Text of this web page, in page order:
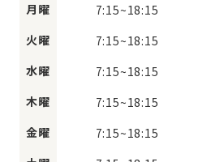
月曜 7:15~18:15
火曜
7:15~18:15
水曜
7:15~18:15
木曜
7:15~18:15
金曜
7:15~18:15